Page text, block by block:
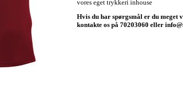
vores eget trykkeri inhouse
Hvis du har spørgsmål er du meget
kontakte os på 70203060 eller